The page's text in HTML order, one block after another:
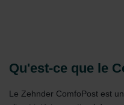
Qu'est-ce que le
Le Zehnder ComfoPost est